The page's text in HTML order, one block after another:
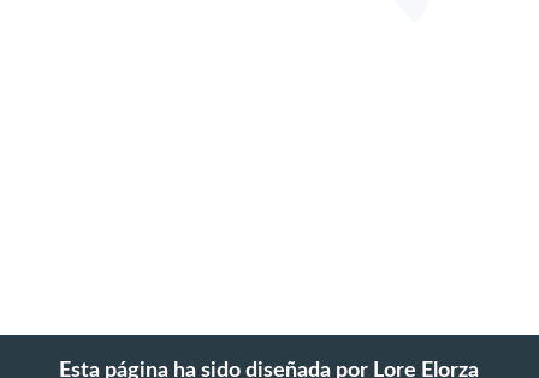
Esta página ha sido diseñada por Lore Elorza